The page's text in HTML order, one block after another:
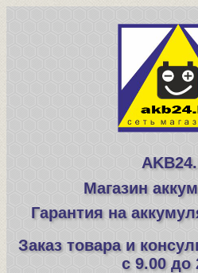
Магазин
Гарантия на
Заказ товара и
с 9.00 до